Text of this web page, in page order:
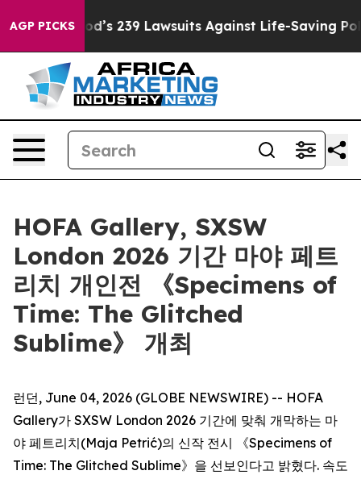
AGP PICKS
Big Food’s 239 Lawsuits Against Life-Saving
HOFA Gallery, SXSW
London 2026 기간 마야 페트
리치 개인전 《Specimens of
Time: The Glitched
Sublime》 개최
런던, June 04, 2026 (GLOBE NEWSWIRE) -- HOFA
Gallery가 SXSW London 2026 기간에 맞춰 개막하는 마
야 페트리치(Maja Petrić)의 신작 전시 《Specimens of
Time: The Glitched Sublime》을 선보인다고 밝혔다. 속도